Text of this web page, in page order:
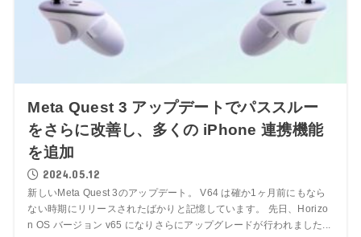
Meta Quest 3 アップデートでパススルー
をさらに改善し、多くの iPhone 連携機能
を追加
2024.05.12
新しいMeta Quest 3のアップデート。 V64 は確か1ヶ月前にもなら
ない時期にリリースされたばかりと記憶しています。 先日、Horizo​​
n OS バージョン v65 になりさらにアップグレードが行われました...